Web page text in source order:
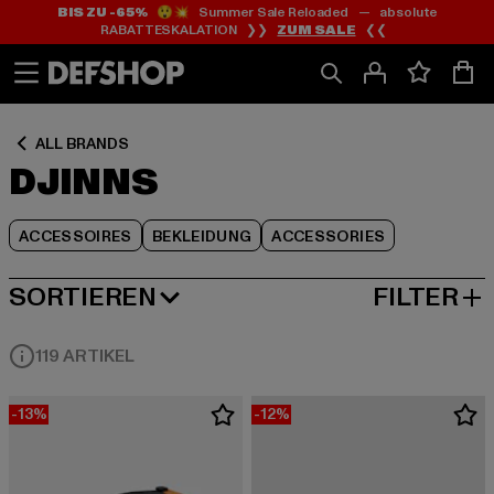
Zum
Inhalt
springen
Zum
Fußzeile
springen
BIS ZU -65%😲💥 Summer Sale Reloaded — absolute
RABATTESKALATION ❯❯ ZUM SALE ❮❮
ALL BRANDS
DJINNS
ACCESSOIRES BEKLEIDUNG ACCESSORIES
Zum
Produktraster
springen
SORTIEREN
BELIEBTESTE FILTER
119 ARTIKEL
-13% -12%